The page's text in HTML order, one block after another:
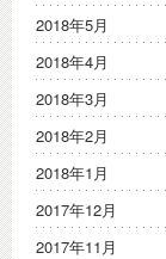
2018年5月
2018年4月
2018年3月
2018年2月
2018年1月
2017年12月
2017年11月